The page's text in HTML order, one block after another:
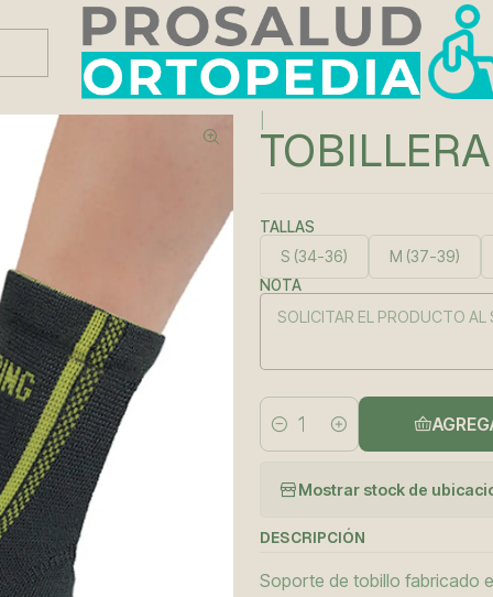
Este es el texto del slide
TALLAS
S (34-36) M (37-39)
NOTA
Cantidad
Mostrar stock de
DESCRIPCIÓN
Soporte de tobillo fabricado